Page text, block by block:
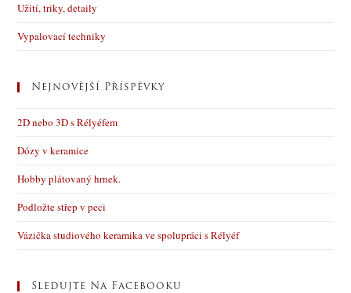
Užití, triky, detaily
Vypalovací techniky
Nejnovější Příspěvky
2D nebo 3D s Rélyéfem
Dózy v keramice
Hobby plátovaný hrnek.
Podložte střep v peci
Vázička studiového keramika ve spolupráci s Rélyéf
Sledujte Na Facebooku